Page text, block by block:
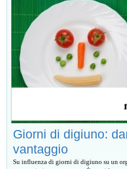
Giorni di digiuno:
vantaggio
Su influenza di giorni di digiuno su un